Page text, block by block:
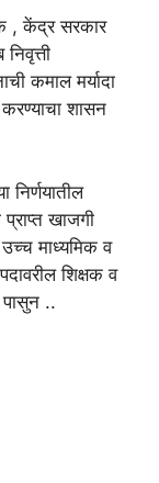
, केंद्र सरकार
कमाल मर्यादा
शासन
निर्णयातील
प्राप्त खाजगी
माध्यमिक व
शिक्षक व
पासुन ..